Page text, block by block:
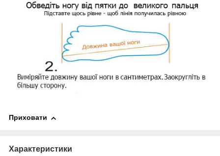
Приховати
Характеристики